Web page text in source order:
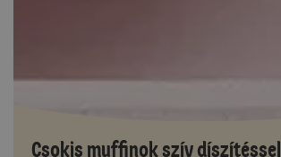
Csokis muffinok szív díszítéssel